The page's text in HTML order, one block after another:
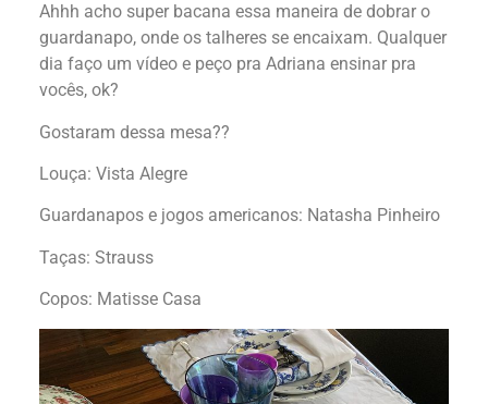
Ahhh acho super bacana essa maneira de dobrar o
guardanapo, onde os talheres se encaixam. Qualquer
dia faço um vídeo e peço pra Adriana ensinar pra
vocês, ok?
Gostaram dessa mesa??
Louça: Vista Alegre
Guardanapos e jogos americanos: Natasha Pinheiro
Taças: Strauss
Copos: Matisse Casa